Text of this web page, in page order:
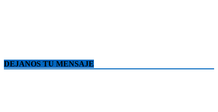
DEJANOS TU MENSAJE